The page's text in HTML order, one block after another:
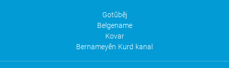
Gotûbêj
Belgename
Kovar
Bernameyên Kurd kanal